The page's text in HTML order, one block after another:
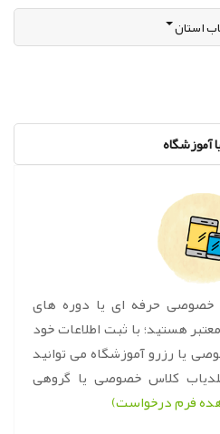
استان
خصوصی حرفه ای یا دوره های
هستید؛ با ثبت اطلاعات خود
یا رزرو آموزشگاه می توانید
کلاس خصوصی یا گروهی
فرم درخواست)